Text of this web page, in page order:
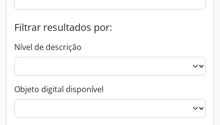
Filtrar resultados por:
Nível de descrição
Objeto digital disponível